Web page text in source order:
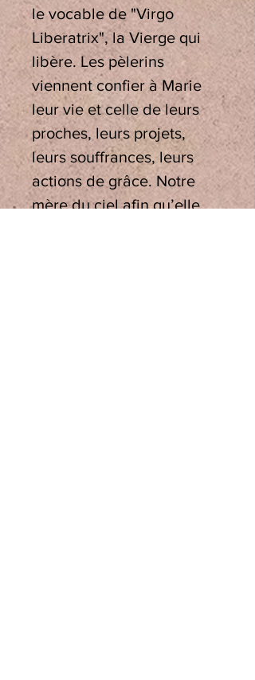
le vocable de "Virgo
Liberatrix", la Vierge qui
libère. Les pèlerins
viennent confier à Marie
leur vie et celle de leurs
proches, leurs projets,
leurs souffrances, leurs
actions de grâce. Notre
mère du ciel afin qu’elle